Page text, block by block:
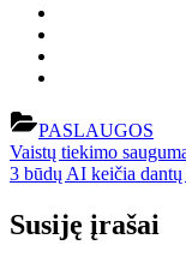
PASLAUGOS
Navigacija
tarp
įrašų
Previous
Post:
Vaistų tiekimo
Next
3 būdų AI keičia dantų
Susiję įrašai